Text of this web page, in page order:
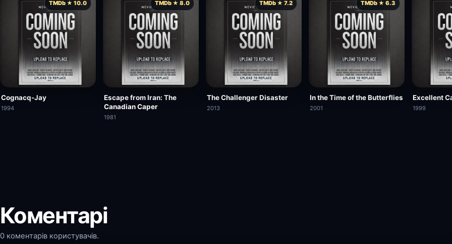
TMDb ★ 10.0
Cognacq-Jay
1994
TMDb ★ 8.0
Escape from Iran: The
Canadian Caper
1981
TMDb ★ 7.2
The Challenger Disaster
2013
TMDb ★ 6.3
In the Time of the Butterflies
2001
Excellent
1999
Коментарі
0 коментарів користувачів.